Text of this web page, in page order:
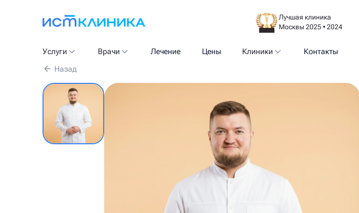
Лучшая клиника
Москвы 2025 • 2024
Услуги Врачи Лечение Цены Клиники Контакты
Назад